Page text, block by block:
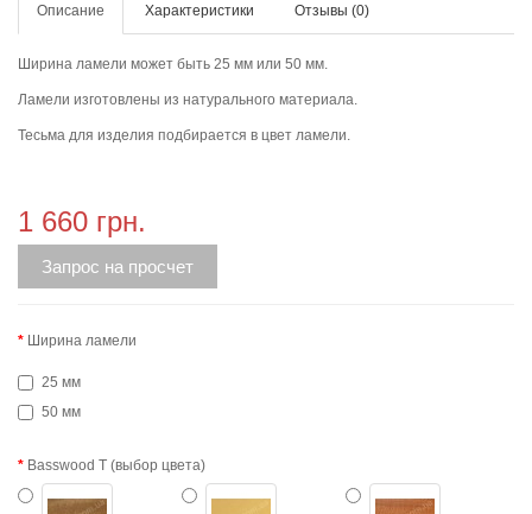
Описание Характеристики Отзывы (0)
Ширина ламели может быть 25 мм или 50 мм.
Ламели изготовлены из натурального материала.
Тесьма для изделия подбирается в цвет ламели.
1 660 грн.
Запрос на просчет
Ширина ламели
25 мм
50 мм
Basswood T (выбор цвета)